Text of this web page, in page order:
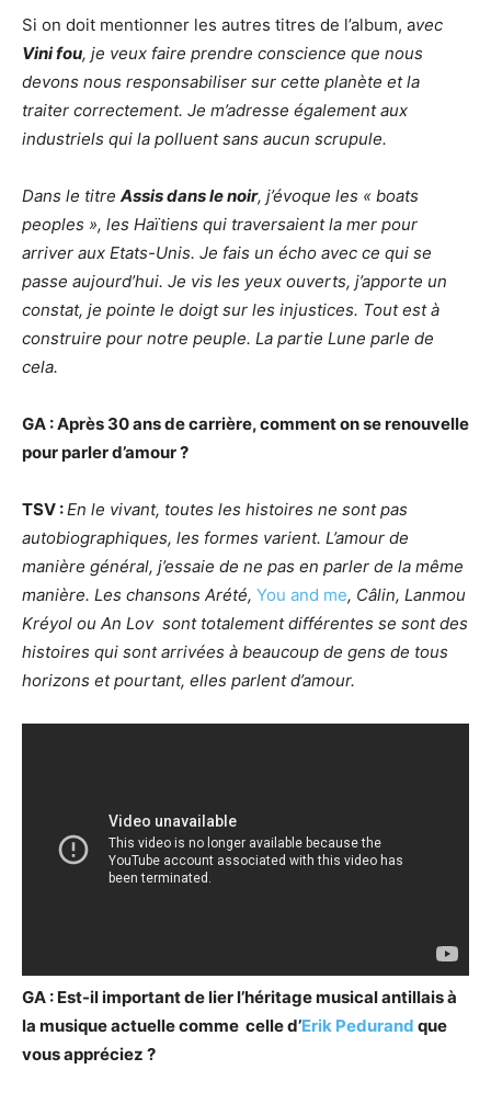
Si on doit mentionner les autres titres de l’album, avec
Vini fou, je veux faire prendre conscience que nous
devons nous responsabiliser sur cette planète et la
traiter correctement. Je m’adresse également aux
industriels qui la polluent sans aucun scrupule.
Dans le titre Assis dans le noir, j’évoque les « boats
peoples », les Haïtiens qui traversaient la mer pour
arriver aux Etats-Unis. Je fais un écho avec ce qui se
passe aujourd’hui. Je vis les yeux ouverts, j’apporte un
constat, je pointe le doigt sur les injustices. Tout est à
construire pour notre peuple. La partie Lune parle de
cela.
GA : Après 30 ans de carrière, comment on se renouvelle
pour parler d’amour?
TSV :En le vivant, toutes les histoires ne sont pas
autobiographiques, les formes varient. L’amour de
manière général, j’essaie de ne pas en parler de la même
manière. Les chansons Arété, You and me, Câlin, Lanmou
Kréyol ou An Lov sont totalement différentes se sont des
histoires qui sont arrivées à beaucoup de gens de tous
horizons et pourtant, elles parlent d’amour.
GA : Est-il important de lier l’héritage musical antillais à
la musique actuelle comme celle d’Erik Pedurand que
vous appréciez ?